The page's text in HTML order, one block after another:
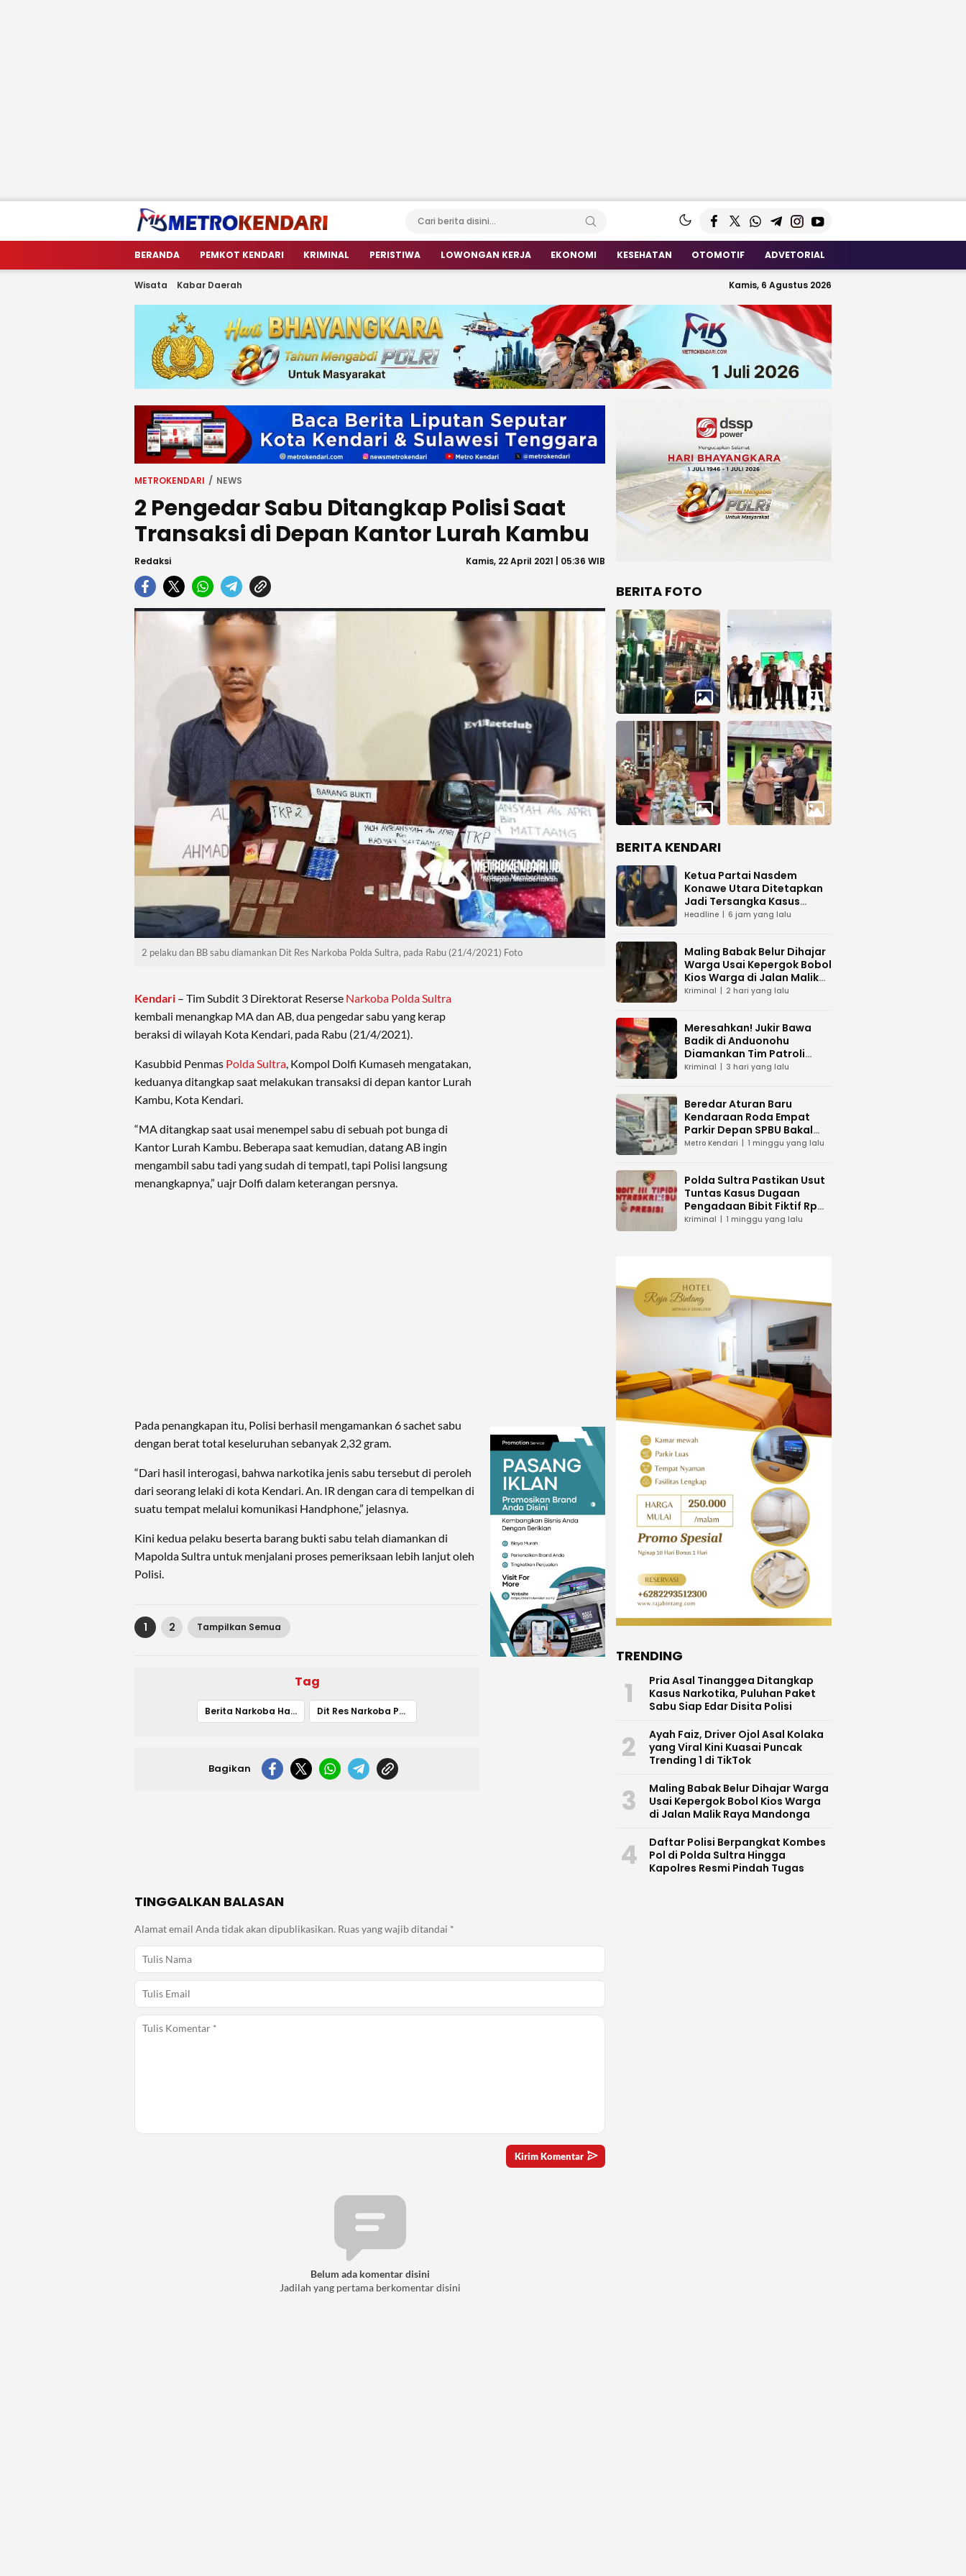
metrokendari
Berita Terkini Sulawesi Tenggara
BERANDA PEMKOT KENDARI KRIMINAL PERISTIWA LOWONGAN KERJA EKONOMI KESEHATAN OTOMOTIF ADVETORIAL
Wisata Kabar Daerah Kamis, 6 Agustus 2026
METROKENDARI NEWS
2 Pengedar Sabu Ditangkap Polisi Saat
Transaksi di Depan Kantor Lurah Kambu
Redaksi Kamis, 22 April 2021 | 05:36 WIB
2 pelaku dan BB sabu diamankan Dit Res Narkoba Polda Sultra, pada Rabu (21/4/2021) Foto
Kendari – Tim Subdit 3 Direktorat Reserse Narkoba Polda Sultra
kembali menangkap MA dan AB, dua pengedar sabu yang kerap
beraksi di wilayah Kota Kendari, pada Rabu (21/4/2021).
Kasubbid Penmas Polda Sultra, Kompol Dolfi Kumaseh mengatakan,
keduanya ditangkap saat melakukan transaksi di depan kantor Lurah
Kambu, Kota Kendari.
“MA ditangkap saat usai menempel sabu di sebuah pot bunga di
Kantor Lurah Kambu. Beberapa saat kemudian, datang AB ingin
mengambil sabu tadi yang sudah di tempatl, tapi Polisi langsung
menangkapnya,” uajr Dolfi dalam keterangan persnya.
Pada penangkapan itu, Polisi berhasil mengamankan 6 sachet sabu
dengan berat total keseluruhan sebanyak 2,32 gram.
“Dari hasil interogasi, bahwa narkotika jenis sabu tersebut di peroleh
dari seorang lelaki di kota Kendari. An. IR dengan cara di tempelkan di
suatu tempat melalui komunikasi Handphone,” jelasnya.
Kini kedua pelaku beserta barang bukti sabu telah diamankan di
Mapolda Sultra untuk menjalani proses pemeriksaan lebih lanjut oleh
Polisi.
1 2 Tampilkan Semua
Tag
Berita Narkoba Hari ini Dit Res Narkoba Polda Sultra
Bagikan
TINGGALKAN BALASAN
Alamat email Anda tidak akan dipublikasikan. Ruas yang wajib ditandai *
Belum ada komentar disini
Jadilah yang pertama berkomentar disini
BERITA FOTO
BERITA KENDARI
Ketua Partai Nasdem
Konawe Utara Ditetapkan
Jadi Tersangka Kasus
Dugaan Penipuan
Headline 6 jam yang lalu
Maling Babak Belur Dihajar
Warga Usai Kepergok Bobol
Kios Warga di Jalan Malik
Raya Mandonga
Kriminal 2 hari yang lalu
Meresahkan! Jukir Bawa
Badik di Anduonohu
Diamankan Tim Patroli
Polresta Kendari
Kriminal 3 hari yang lalu
Beredar Aturan Baru
Kendaraan Roda Empat
Parkir Depan SPBU Bakal
Dikenakan Pungutan Karcis
Metro Kendari 1 minggu yang lalu
Polda Sultra Pastikan Usut
Tuntas Kasus Dugaan
Pengadaan Bibit Fiktif Rp
26 Miliar
Kriminal 1 minggu yang lalu
TRENDING
1
Pria Asal Tinanggea Ditangkap
Kasus Narkotika, Puluhan Paket
Sabu Siap Edar Disita Polisi
2
Ayah Faiz, Driver Ojol Asal Kolaka
yang Viral Kini Kuasai Puncak
Trending 1 di TikTok
3
Maling Babak Belur Dihajar Warga
Usai Kepergok Bobol Kios Warga
di Jalan Malik Raya Mandonga
4
Daftar Polisi Berpangkat Kombes
Pol di Polda Sultra Hingga
Kapolres Resmi Pindah Tugas